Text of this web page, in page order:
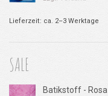
Lieferzeit: ca. 2–3 Werktage
SALE
Batikstoff - Rosa